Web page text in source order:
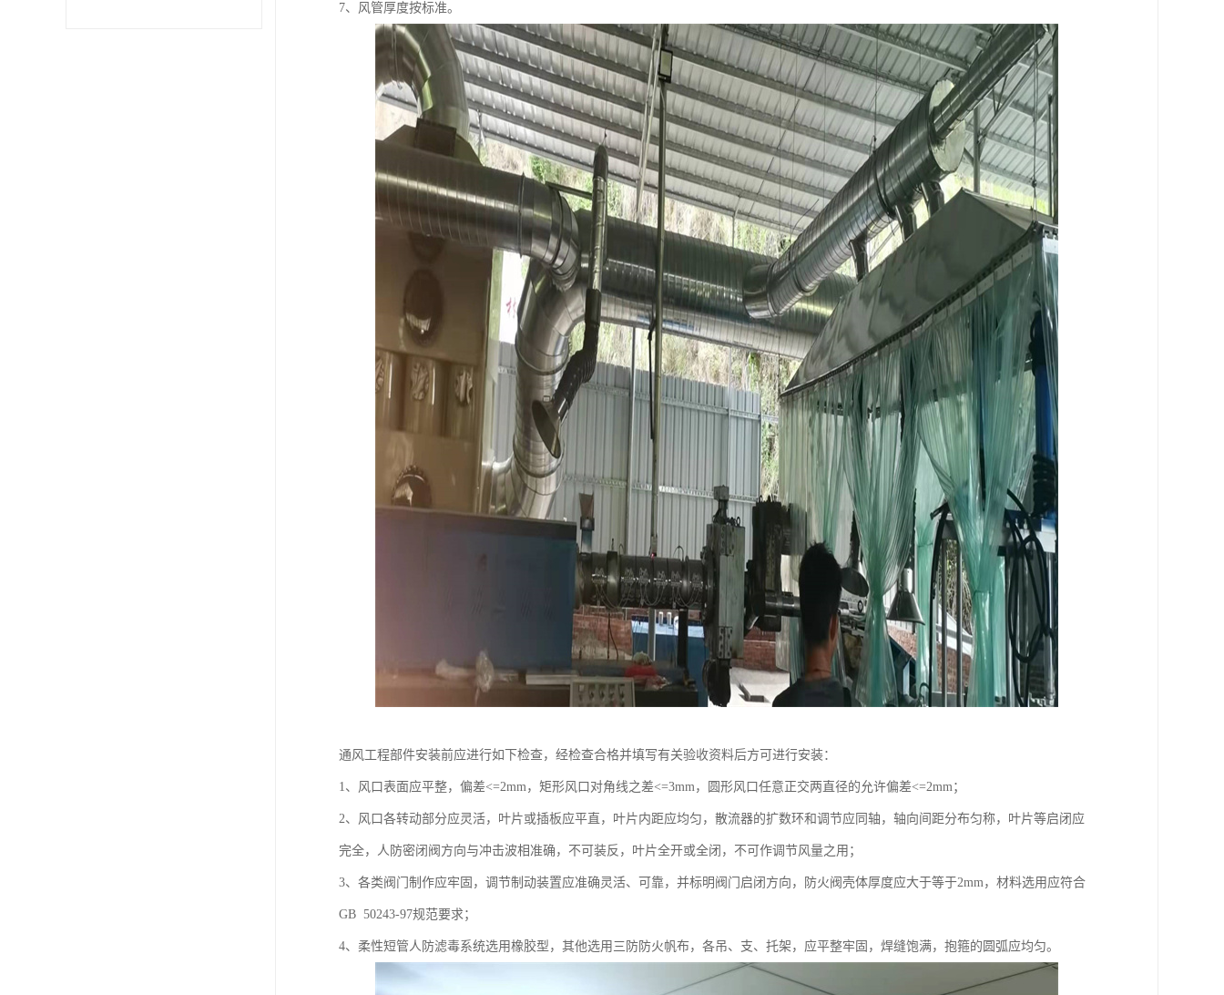
7、风管厚度按标准。
通风工程部件安装前应进行如下检查，经检查合格并填写有关验收资料后方可进行安装：
1、风口表面应平整，偏差<=2mm，矩形风口对角线之差<=3mm，圆形风口任意正交两直径的允许偏差<=2mm；
2、风口各转动部分应灵活，叶片或插板应平直，叶片内距应均匀，散流器的扩数环和调节应同轴，轴向间距分布匀称，叶片等启闭应
完全，人防密闭阀方向与冲击波相准确，不可装反，叶片全开或全闭，不可作调节风量之用；
3、各类阀门制作应牢固，调节制动装置应准确灵活、可靠，并标明阀门启闭方向，防火阀壳体厚度应大于等于2mm，材料选用应符合
GB 50243-97规范要求；
4、柔性短管人防滤毒系统选用橡胶型，其他选用三防防火帆布，各吊、支、托架，应平整牢固，焊缝饱满，抱箍的圆弧应均匀。